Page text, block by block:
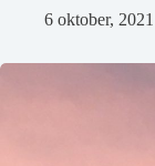
6 oktober, 2021